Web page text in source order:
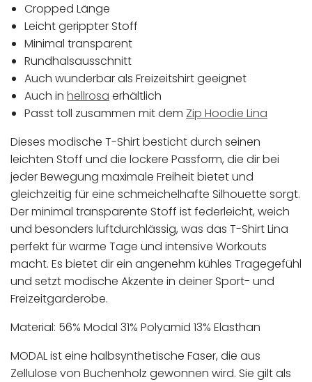
Cropped Länge
Leicht gerippter Stoff
Minimal transparent
Rundhalsausschnitt
Auch wunderbar als Freizeitshirt geeignet
Auch in hellrosa erhältlich
Passt toll zusammen mit dem Zip Hoodie Lina
Dieses modische T-Shirt besticht durch seinen
leichten Stoff und die lockere Passform, die dir bei
jeder Bewegung maximale Freiheit bietet und
gleichzeitig für eine schmeichelhafte Silhouette sorgt.
Der minimal transparente Stoff ist federleicht, weich
und besonders luftdurchlässig, was das T-Shirt Lina
perfekt für warme Tage und intensive Workouts
macht. Es bietet dir ein angenehm kühles Tragegefühl
und setzt modische Akzente in deiner Sport- und
Freizeitgarderobe.
Material: 56% Modal 31% Polyamid 13% Elasthan
MODAL ist eine halbsynthetische Faser, die aus
Zellulose von Buchenholz gewonnen wird. Sie gilt als